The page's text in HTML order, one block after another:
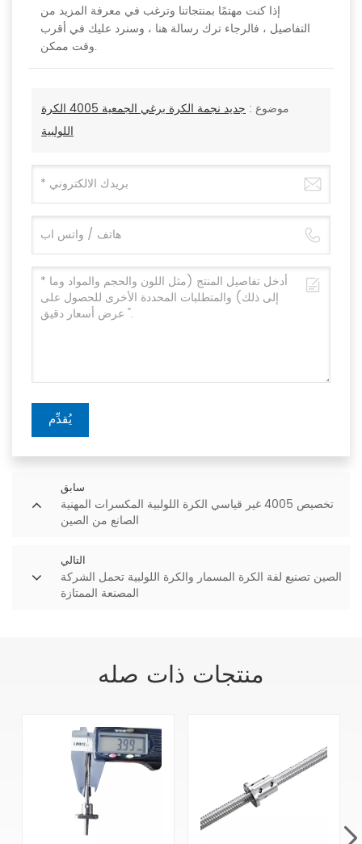
إذا كنت مهتمًا بمنتجاتنا وترغب في معرفة المزيد من
التفاصيل ، فالرجاء ترك رسالة هنا ، وسنرد عليك في أقرب
وقت ممكن.
موضوع :
جديد نجمة الكرة برغي الجمعية 4005 الكرة
اللولبية
يُقدِّم
سابق
تخصيص 4005 غير قياسي الكرة اللولبية المكسرات المهنية
الصانع من الصين
التالي
الصين تصنيع لفة الكرة المسمار والكرة اللولبية تحمل الشركة
المصنعة الممتازة
منتجات ذات صله